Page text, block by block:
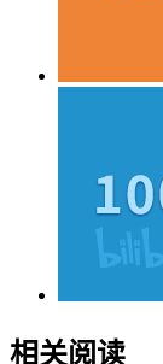
相关阅读